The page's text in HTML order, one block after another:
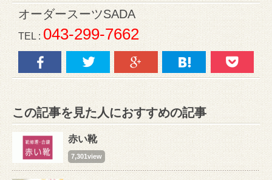
オーダースーツSADA
TEL :043-299-7662
この記事を見た人におすすめの記事
赤い靴
7,301view